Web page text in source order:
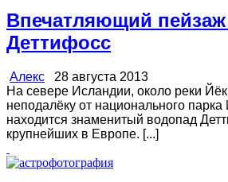
Впечатляющий
Деттифосс
Алекс 28 августа 2013
На севере Исландии, около реки
неподалёку от национального
находится знаменитый водопад
крупнейших в Европе. [...]